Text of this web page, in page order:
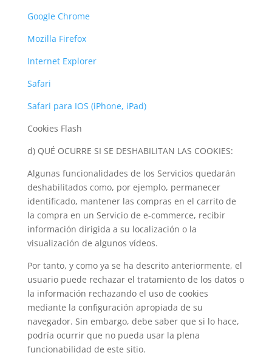
Google Chrome
Mozilla Firefox
Internet Explorer
Safari
Safari para IOS (iPhone, iPad)
Cookies Flash
d) QUÉ OCURRE SI SE DESHABILITAN LAS COOKIES:
Algunas funcionalidades de los Servicios quedarán
deshabilitados como, por ejemplo, permanecer
identificado, mantener las compras en el carrito de
la compra en un Servicio de e-commerce, recibir
información dirigida a su localización o la
visualización de algunos vídeos.
Por tanto, y como ya se ha descrito anteriormente, el
usuario puede rechazar el tratamiento de los datos o
la información rechazando el uso de cookies
mediante la configuración apropiada de su
navegador. Sin embargo, debe saber que si lo hace,
podría ocurrir que no pueda usar la plena
funcionabilidad de este sitio.